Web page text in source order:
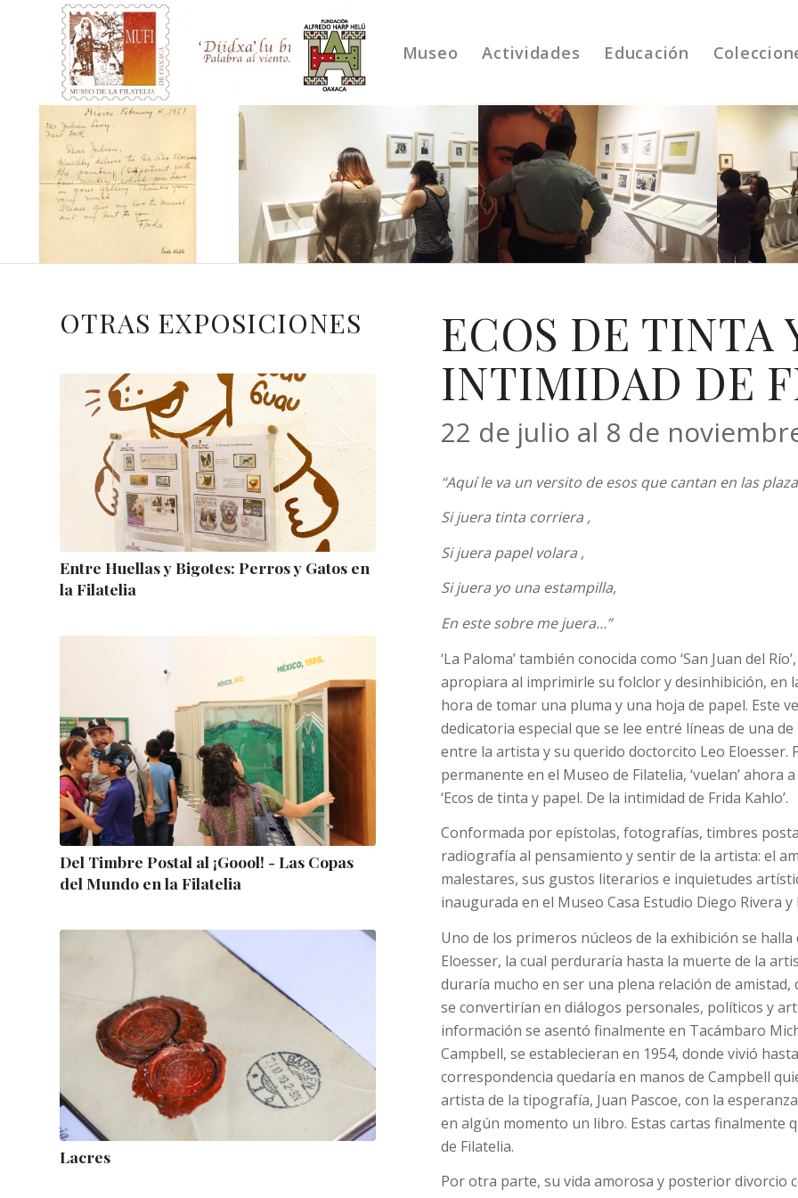
Museo Actividades Educación
OTRAS EXPOSICIONES
Entre Huellas y Bigotes: Perros y Gatos en
la Filatelia
Del Timbre Postal al ¡Goool! - Las Copas
del Mundo en la Filatelia
Lacres
ECOS DE TINTA
INTIMIDAD DE
22 de julio al 8 de
“Aquí le va un versito de esos que cantan en las
Si juera tinta corriera ,
Si juera papel volara ,
Si juera yo una estampilla,
En este sobre me juera…”
‘La Paloma’ también conocida como ‘San Juan del
apropiara al imprimirle su folclor y desinhibición, en
hora de tomar una pluma y una hoja de papel. Este
dedicatoria especial que se lee entré líneas de una
entre la artista y su querido doctorcito Leo Eloesser.
permanente en el Museo de Filatelia, ‘vuelan’
‘Ecos de tinta y papel. De la intimidad de Frida Kahlo’.
Conformada por epístolas, fotografías, timbres
radiografía al pensamiento y sentir de la artista: el
malestares, sus gustos literarios e inquietudes
inaugurada en el Museo Casa Estudio Diego Rivera y
Uno de los primeros núcleos de la exhibición se
Eloesser, la cual perduraría hasta la muerte de la
duraría mucho en ser una plena relación de
se convertirían en diálogos personales, políticos y
información se asentó finalmente en Tacámbaro
Campbell, se establecieran en 1954, donde vivió
correspondencia quedaría en manos de Campbell
artista de la tipografía, Juan Pascoe, con la
en algún momento un libro. Estas cartas finalmente
de Filatelia.
Por otra parte, su vida amorosa y posterior divorcio